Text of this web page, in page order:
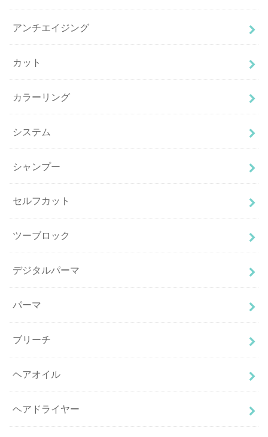
アンチエイジング
カット
カラーリング
システム
シャンプー
セルフカット
ツーブロック
デジタルパーマ
パーマ
ブリーチ
ヘアオイル
ヘアドライヤー